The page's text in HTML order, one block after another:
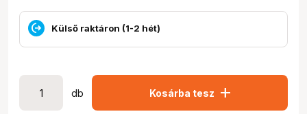
Külső raktáron (1-2 hét)
db Kosárba tesz add